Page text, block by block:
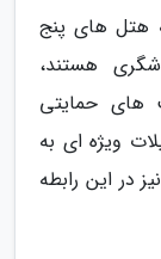
هتل های پنج
هستند،
های حمایتی
ویژه ای به
در این رابطه